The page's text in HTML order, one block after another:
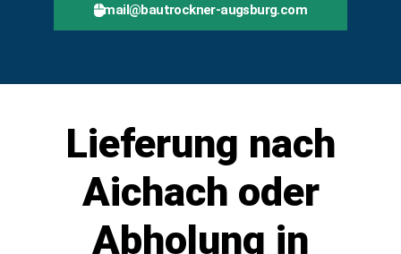
mail@bautrockner-augsburg.com
Lieferung nach
Aichach oder
Abholung in